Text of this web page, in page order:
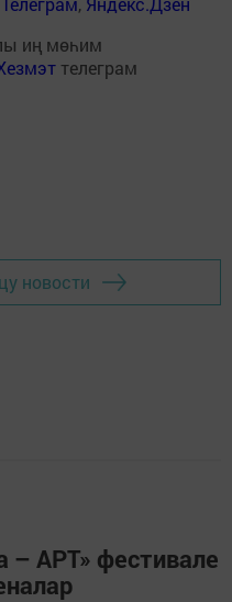
иң мөһим
телеграм
новости
– АРТ» фестивале